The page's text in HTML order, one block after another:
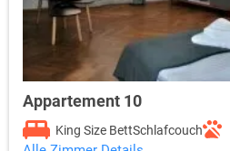
Appartement 10
King Size BettSchlafcouch